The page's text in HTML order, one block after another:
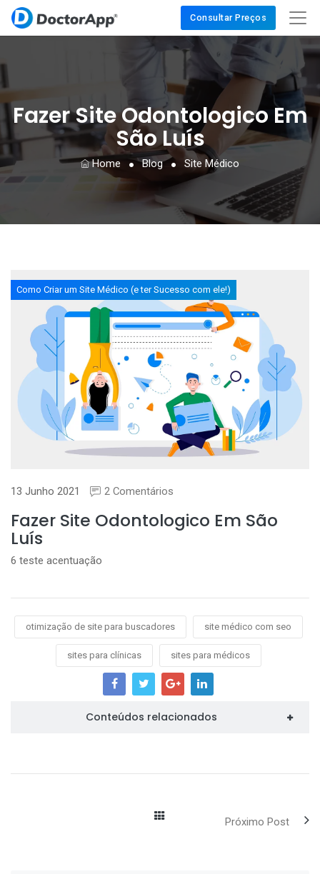
Consultar Preços
Fazer Site Odontologico Em
São Luís
Home Blog Site Médico
Como Criar um Site Médico (e ter Sucesso com ele!)
13 Junho 2021 2 Comentários
Fazer Site Odontologico Em São
Luís
6 teste acentuação
otimização de site para buscadores site médico com seo
sites para clínicas sites para médicos
Conteúdos relacionados
Próximo Post